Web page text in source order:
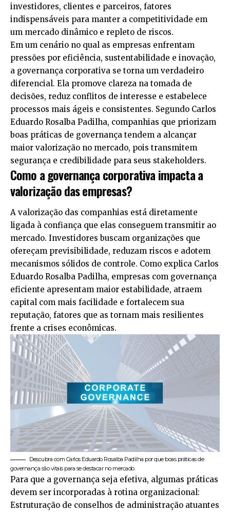
investidores, clientes e parceiros, fatores
indispensáveis para manter a competitividade em
um mercado dinâmico e repleto de riscos.
Em um cenário no qual as empresas enfrentam
pressões por eficiência, sustentabilidade e inovação,
a governança corporativa se torna um verdadeiro
diferencial. Ela promove clareza na tomada de
decisões, reduz conflitos de interesse e estabelece
processos mais ágeis e consistentes. Segundo Carlos
Eduardo Rosalba Padilha, companhias que priorizam
boas práticas de governança tendem a alcançar
maior valorização no mercado, pois transmitem
segurança e credibilidade para seus stakeholders.
Como a governança corporativa impacta a
valorização das empresas?
A valorização das companhias está diretamente
ligada à confiança que elas conseguem transmitir ao
mercado. Investidores buscam organizações que
ofereçam previsibilidade, reduzam riscos e adotem
mecanismos sólidos de controle. Como explica Carlos
Eduardo Rosalba Padilha, empresas com governança
eficiente apresentam maior estabilidade, atraem
capital com mais facilidade e fortalecem sua
reputação, fatores que as tornam mais resilientes
frente a crises econômicas.
Descubra com Carlos Eduardo Rosalba Padilha por que boas práticas de
governança são vitais para se destacar no mercado.
Para que a governança seja efetiva, algumas práticas
devem ser incorporadas à rotina organizacional:
Estruturação de conselhos de administração atuantes